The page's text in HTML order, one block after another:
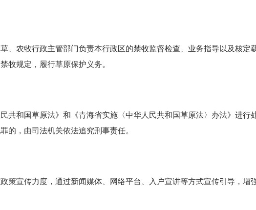
、农牧行政主管部门负责本行政区的禁牧监督检查、业务指导以及核定
牧规定，履行草原保护义务。
共和国草原法》和《青海省实施〈中华人民共和国草原法〉办法》进行
的，由司法机关依法追究刑事责任。
策宣传力度，通过新闻媒体、网络平台、入户宣讲等方式宣传引导，增